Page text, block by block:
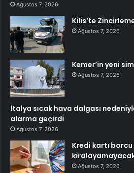
Ağustos 7, 2026
Kilis’te
Ağustos 7, 2026
Kemer’in yeni
Ağustos 7, 2026
İtalya sıcak hava dalgası
alarma geçirdi
Ağustos 7, 2026
Kredi kartı
Ağustos 7, 2026